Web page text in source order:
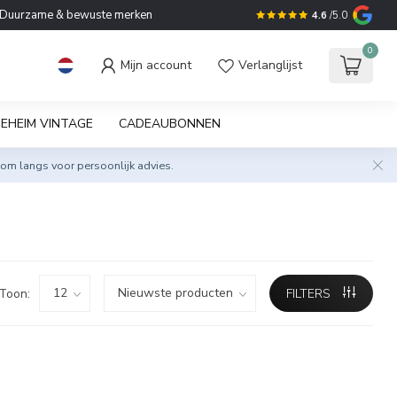
Duurzame & bewuste merken 4.6 /5.0
Mijn account Verlanglijst
0
VINTAGE CADEAUBONNEN
langs voor persoonlijk advies.
Toon: FILTERS